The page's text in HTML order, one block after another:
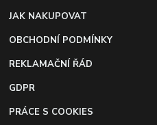
JAK NAKUPOVAT
OBCHODNÍ PODMÍNKY
REKLAMAČNÍ ŘÁD
GDPR
PRÁCE S COOKIES